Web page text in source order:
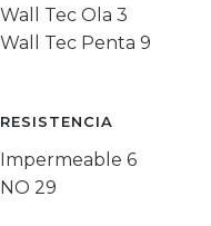
Wall Tec Ola 3
Wall Tec Penta 9
RESISTENCIA
Impermeable 6
NO 29